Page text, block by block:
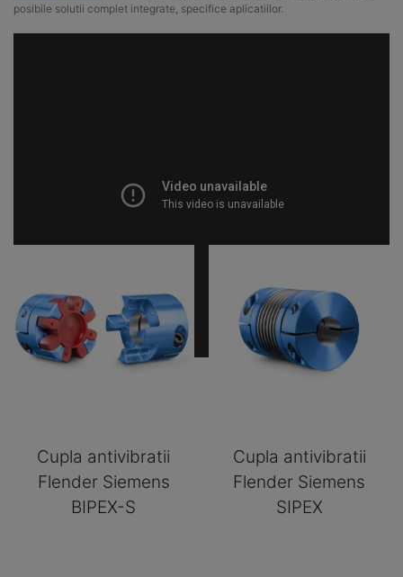
posibile solutii complet integrate, specifice aplicatiilor.
Cupla antivibratii
Flender Siemens
BIPEX-S
Cupla antivibratii
Flender Siemens
SIPEX